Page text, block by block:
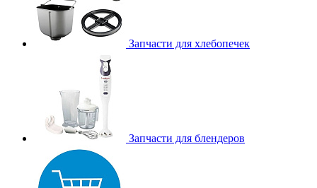
Запчасти для хлебопечек
Запчасти для блендеров